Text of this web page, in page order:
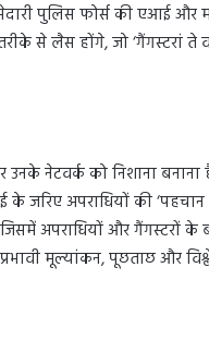
पुलिस फोर्स की एआई और
से लैस होंगे, जो ‘गैंगस्टरां ते
नेटवर्क को निशाना बनाना
अपराधियों की
अपराधियों और गैंगस्टरों के
मूल्यांकन, पूछताछ और